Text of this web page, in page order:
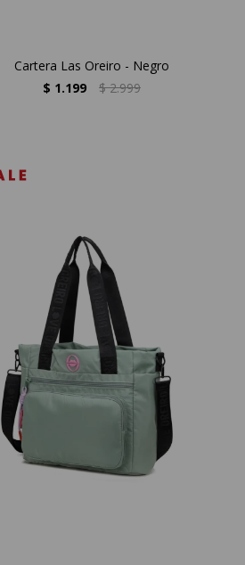
Cartera Las Oreiro - Negro
$ 1.199 $ 2.999